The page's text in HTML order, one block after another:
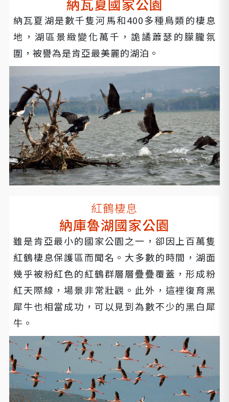
納瓦夏國家公園
納瓦夏湖是數千隻河馬和400多種鳥類的棲息
地，湖區景緻變化萬千，詭譎蕭瑟的朦朧氛
圍，被譽為是肯亞最美麗的湖泊。
紅鶴棲息
納庫魯湖國家公園
雖是肯亞最小的國家公園之一，卻因上百萬隻
紅鶴棲息保護區而聞名。大多數的時間，湖面
幾乎被粉紅色的紅鶴群層層疊疊覆蓋，形成粉
紅天際線，場景非常壯觀。此外，這裡復育黑
犀牛也相當成功，可以見到為數不少的黑白犀
牛。